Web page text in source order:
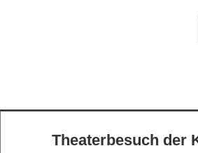
Theaterbesuch der